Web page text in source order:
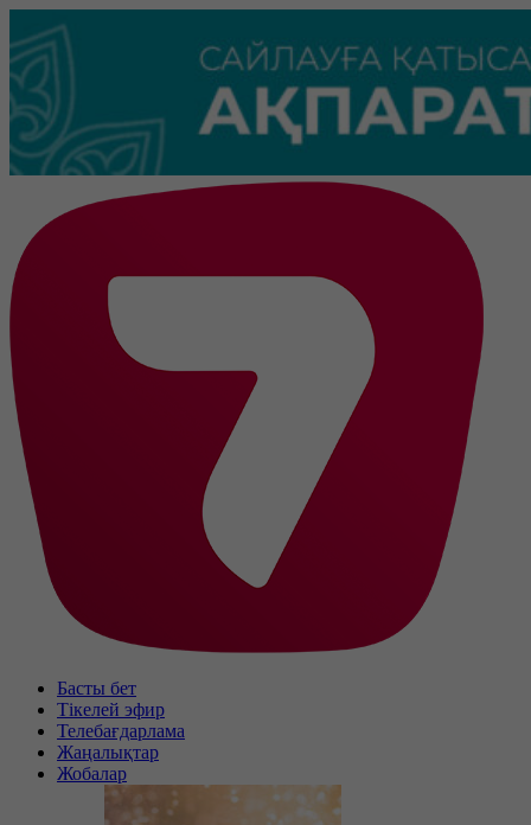
Басты бет
Тікелей эфир
Телебағдарлама
Жаңалықтар
Жобалар